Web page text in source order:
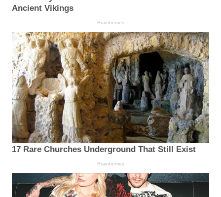
Ancient Vikings
Brainberries
17 Rare Churches Underground That Still Exist
Brainberries